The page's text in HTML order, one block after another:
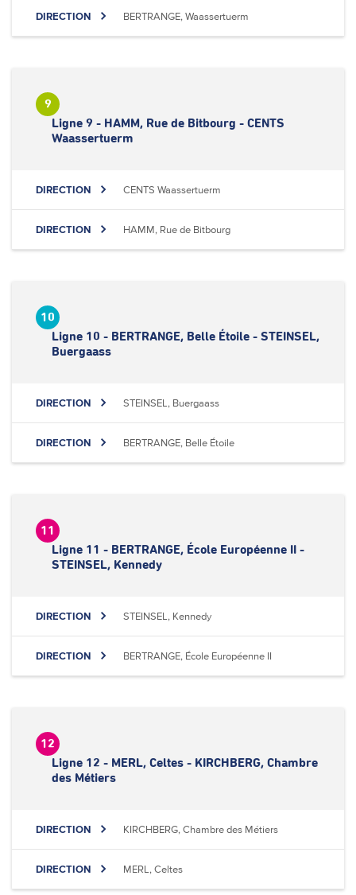
DIRECTION BERTRANGE, Waassertuerm
9
Ligne 9 - HAMM, Rue de Bitbourg - CENTS
Waassertuerm
DIRECTION CENTS Waassertuerm
DIRECTION HAMM, Rue de Bitbourg
10
Ligne 10 - BERTRANGE, Belle Étoile - STEINSEL,
Buergaass
DIRECTION STEINSEL, Buergaass
DIRECTION BERTRANGE, Belle Étoile
11
Ligne 11 - BERTRANGE, École Européenne II -
STEINSEL, Kennedy
DIRECTION STEINSEL, Kennedy
DIRECTION BERTRANGE, École Européenne II
12
Ligne 12 - MERL, Celtes - KIRCHBERG, Chambre
des Métiers
DIRECTION KIRCHBERG, Chambre des Métiers
DIRECTION MERL, Celtes